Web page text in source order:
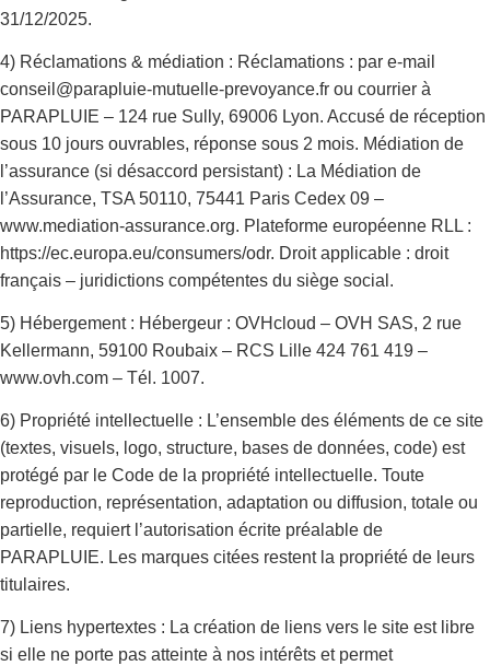
31/12/2025.
4) Réclamations & médiation : Réclamations : par e-mail
conseil@parapluie-mutuelle-prevoyance.fr ou courrier à
PARAPLUIE – 124 rue Sully, 69006 Lyon. Accusé de réception
sous 10 jours ouvrables, réponse sous 2 mois. Médiation de
l’assurance (si désaccord persistant) : La Médiation de
l’Assurance, TSA 50110, 75441 Paris Cedex 09 –
www.mediation-assurance.org. Plateforme européenne RLL :
https://ec.europa.eu/consumers/odr. Droit applicable : droit
français – juridictions compétentes du siège social.
5) Hébergement : Hébergeur : OVHcloud – OVH SAS, 2 rue
Kellermann, 59100 Roubaix – RCS Lille 424 761 419 –
www.ovh.com – Tél. 1007.
6) Propriété intellectuelle : L’ensemble des éléments de ce site
(textes, visuels, logo, structure, bases de données, code) est
protégé par le Code de la propriété intellectuelle. Toute
reproduction, représentation, adaptation ou diffusion, totale ou
partielle, requiert l’autorisation écrite préalable de
PARAPLUIE. Les marques citées restent la propriété de leurs
titulaires.
7) Liens hypertextes : La création de liens vers le site est libre
si elle ne porte pas atteinte à nos intérêts et permet